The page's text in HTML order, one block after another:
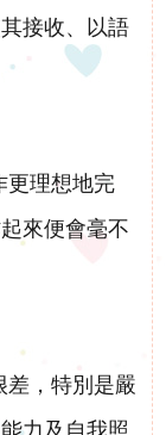
接收、以語
更理想地完
來便會毫不
差，特別是嚴
力及自我照